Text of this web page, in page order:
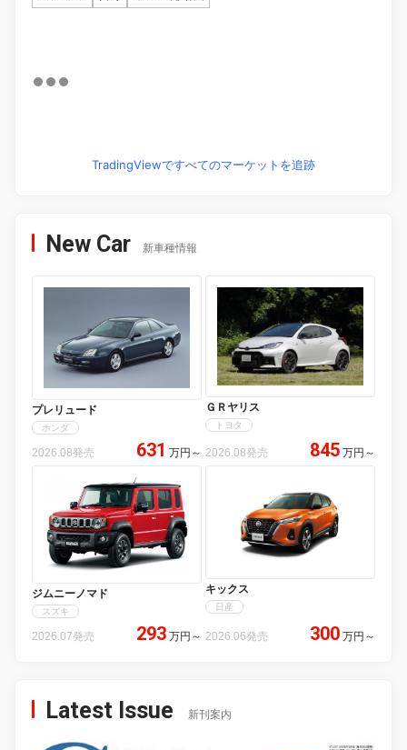
TradingViewですべてのマーケットを追跡
New Car 新車種情報
プレリュード
ホンダ
2026.08発売 631 万円 ～
ＧＲヤリス
トヨタ
2026.08発売 845 万円 ～
ジムニーノマド
スズキ
2026.07発売 293 万円 ～
キックス
日産
2026.06発売 300 万円 ～
Latest Issue 新刊案内